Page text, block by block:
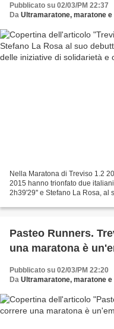
Pubblicato su 02/03/PM 22:37
Da Ultramaratone, maratone
Nella Maratona di Treviso 1.2
2015 hanno trionfato due
2h39'29'' e Stefano La Rosa, al
Pasteo Runners.
una maratona è
Pubblicato su 02/03/PM 22:20
Da Ultramaratone, maratone e